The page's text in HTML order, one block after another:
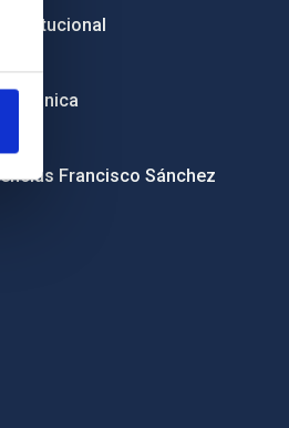
institucional
Francisco Sánchez